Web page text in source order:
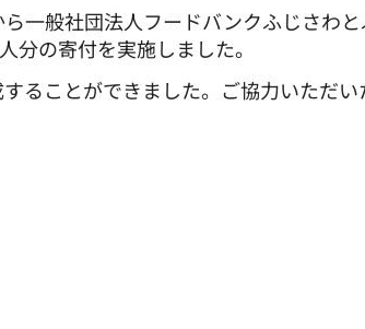
一般社団法人フードバンクふじさわ
分の寄付を実施しました。
ることができました。ご協力いただい